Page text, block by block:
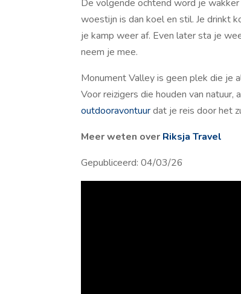
De volgende ochtend word je
woestijn is dan koel en stil. Je drinkt
je kamp weer af. Even later sta je
neem je mee.
Monument Valley is geen plek die je
Voor reizigers die houden van
outdooravontuurdat je reis door het
Meer weten over Riksja Travel
Gepubliceerd: 04/03/26